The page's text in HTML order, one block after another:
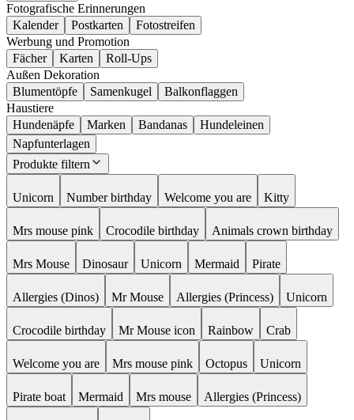
Fotografische Erinnerungen
Kalender
Postkarten
Fotostreifen
Werbung und Promotion
Fächer
Karten
Roll-Ups
Außen Dekoration
Blumentöpfe
Samenkugel
Balkonflaggen
Haustiere
Hundenäpfe
Marken Bandanas
Hundeleinen
Napfunterlagen
Produkte filtern
Unicorn Number birthday Welcome you are Kitty
Mrs mouse pink Crocodile birthday Animals crown birthday
Mrs Mouse Dinosaur Unicorn Mermaid Pirate
Allergies (Dinos) Mr Mouse Allergies (Princess) Unicorn
Crocodile birthday Mr Mouse icon Rainbow Crab
Welcome you are Mrs mouse pink Octopus Unicorn
Pirate boat Mermaid Mrs mouse Allergies (Princess)